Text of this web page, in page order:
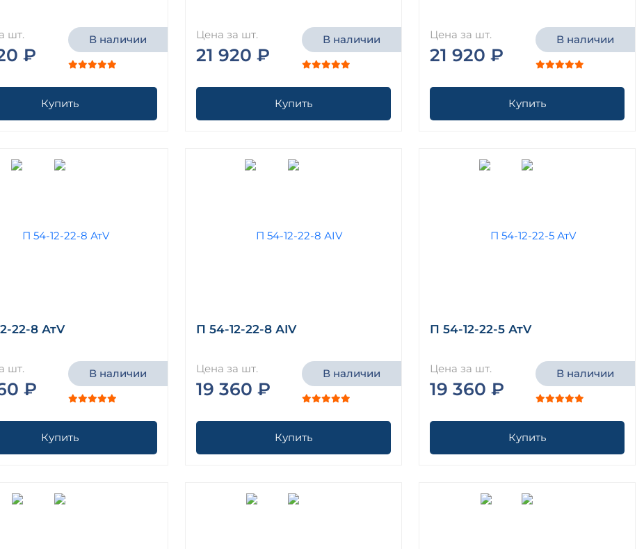
шт.
₽
В наличии
Купить
Цена за шт.
21 920 ₽
В наличии
Купить
Цена за шт.
21 920 ₽
В наличии
Купить
22-8 АтV
шт.
₽
В наличии
Купить
П 54-12-22-8 АIV
Цена за шт.
19 360 ₽
В наличии
Купить
П 54-12-22-5 АтV
Цена за шт.
19 360 ₽
В наличии
Купить